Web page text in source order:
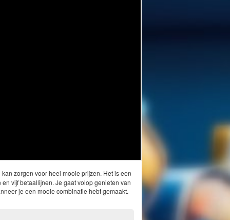
kan zorgen voor heel mooie prijzen. Het is een
vijf betaallijnen. Je gaat volop genieten van
je een mooie combinatie hebt gemaakt.